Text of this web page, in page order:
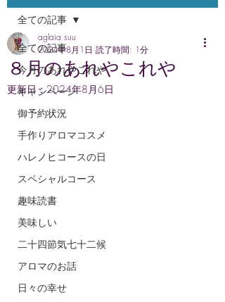
全ての記事
今月のあれやこれや
キャンペーン
御予約状況
手作りアロマコスメ
ハレノヒコースの日
スペシャルコース
趣味読書
美味しい
二十四節気七十二候
アロマのお話
日々の幸せ
全ての記事
８月のあれやこれや
aglaia suu
2024年8月1日 読了時間: 1分
更新日：2024年8月6日